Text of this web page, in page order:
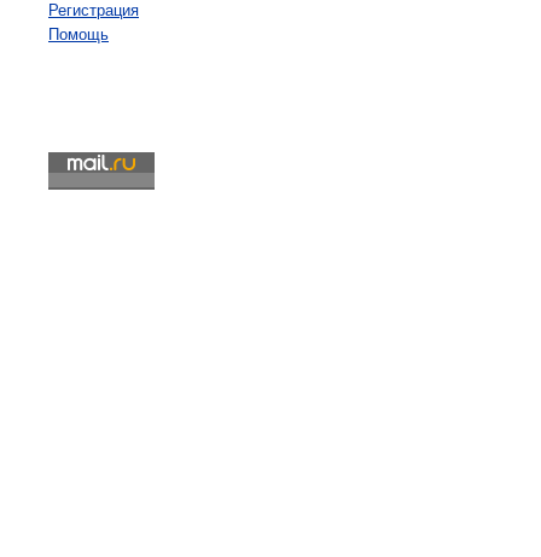
Регистрация
Помощь